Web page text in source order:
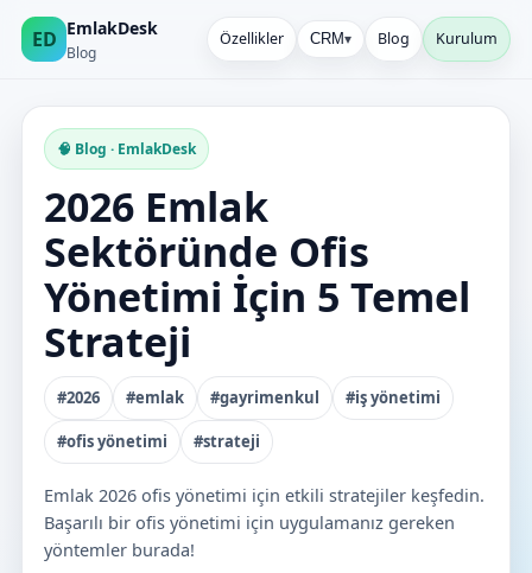
ED EmlakDesk
Blog
Özellikler CRM▾ Blog Kurulum
🧠 Blog · EmlakDesk
2026 Emlak
Sektöründe Ofis
Yönetimi İçin 5 Temel
Strateji
#2026 #emlak #gayrimenkul #iş yönetimi
#ofis yönetimi #strateji
Emlak 2026 ofis yönetimi için etkili stratejiler keşfedin.
Başarılı bir ofis yönetimi için uygulamanız gereken
yöntemler burada!